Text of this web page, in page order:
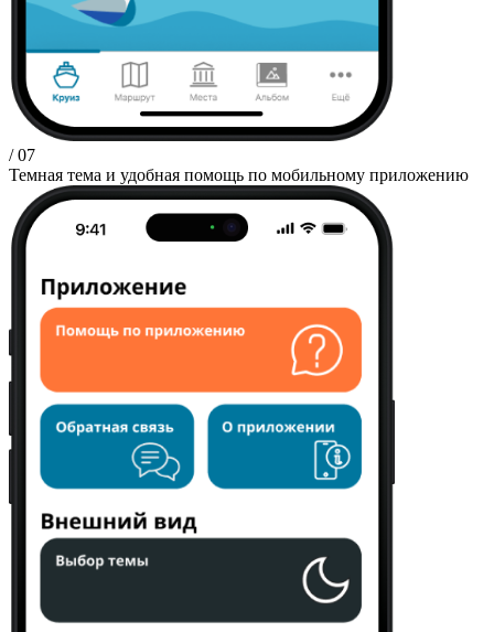
/ 07
Темная тема и удобная помощь по мобильному приложению